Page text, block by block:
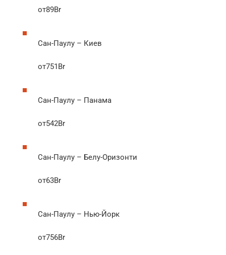
от89Br
Сан-Паулу – Киев
от751Br
Сан-Паулу – Панама
от542Br
Сан-Паулу – Белу-Оризонти
от63Br
Сан-Паулу – Нью-Йорк
от756Br